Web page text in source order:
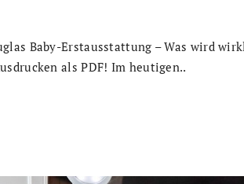
Baby-Erstausstattung – Was wird
als PDF! Im heutigen..